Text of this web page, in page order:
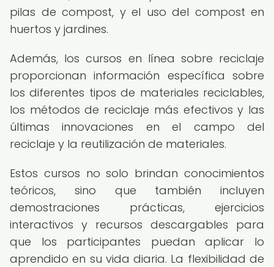
pilas de compost, y el uso del compost en
huertos y jardines.
Además, los cursos en línea sobre reciclaje
proporcionan información específica sobre
los diferentes tipos de materiales reciclables,
los métodos de reciclaje más efectivos y las
últimas innovaciones en el campo del
reciclaje y la reutilización de materiales.
Estos cursos no solo brindan conocimientos
teóricos, sino que también incluyen
demostraciones prácticas, ejercicios
interactivos y recursos descargables para
que los participantes puedan aplicar lo
aprendido en su vida diaria. La flexibilidad de